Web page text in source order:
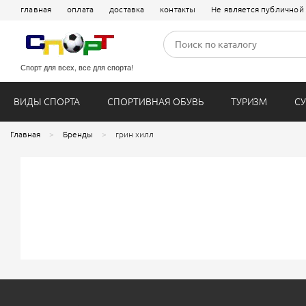
главная оплата доставка контакты Не является
Спорт для всех, все для спорта!
ВИДЫ СПОРТА СПОРТИВНАЯ ОБУВЬ
СЛАНЦЫ / САНДАЛИИ БОРЦОВКИ
ТУРИЗМ
СПАЛЬНЫЕ МЕШКИ
Аксессуары
Рюкзачки
Несессеры/
Чехлы для
Эллиптические тренажеры
Беговые
Силовые
Главная Бренды грин хилл